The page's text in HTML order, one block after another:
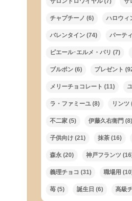
チャプチーノ (6) ハロウィ
バレンタイン (74) パーテ
ピエール･エルメ・パリ (7)
ブルボン (6) プレゼント
メリーチョコレート (11)
ラ・ファミーユ (8) リンツ
不二家 (5) 伊藤久右衛門 (8)
子供向け (21) 抹茶 (16)
森永 (20) 神戸フランツ
義理チョコ (31) 職場用
苺 (5) 誕生日 (6) 高級